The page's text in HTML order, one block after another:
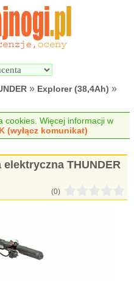
Wyszukiwarka
elektrycznych
» Explorer (38,4Ah) »
cookies. Więcej informacji w
(wyłącz komunikat)
THUNDER
(0)